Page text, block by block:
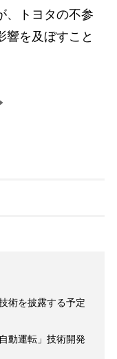
、トヨタの不参
響を及ぼすこと
術を披露する予定
動運転」技術開発